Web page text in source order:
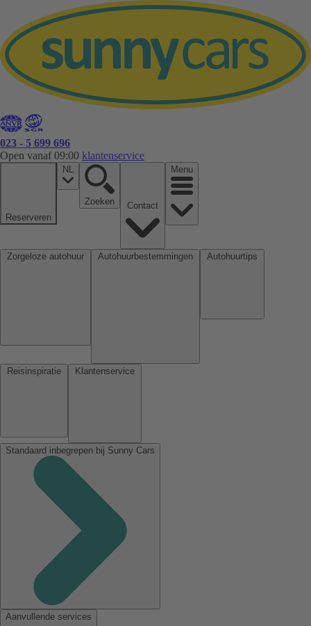
023 - 5 699 696
Open vanaf 09:00 klantenservice
Reserveren
NL
Zoeken
Menu
Standaard inbegrepen bij Sunny Cars
Aanvullende services